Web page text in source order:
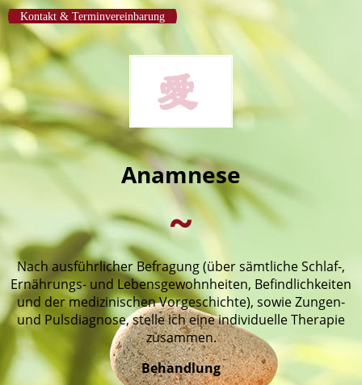
Kontakt & Terminvereinbarung
Anamnese
~
Nach ausführlicher Befragung (über sämtliche Schlaf-,
Ernährungs- und Lebensgewohnheiten, Befindlichkeiten
und der medizinischen Vorgeschichte), sowie Zungen-
und Pulsdiagnose, stelle ich eine individuelle Therapie
zusammen.
Behandlung